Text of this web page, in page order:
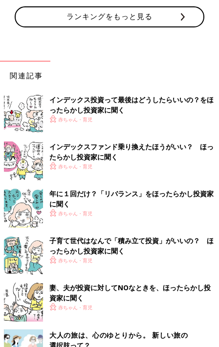
ランキングをもっと見る
関連記事
インデックス投資って最後はどうしたらいいの？をほ
ったらかし投資家に聞く
赤ちゃん・育児
インデックスファンド乗り換えたほうがいい？ ほっ
たらかし投資家に聞く
赤ちゃん・育児
年に１回だけ？「リバランス」をほったらかし投資家
に聞く
赤ちゃん・育児
子育て世代はなんで「積み立て投資」がいいの？ ほ
ったらかし投資家に聞く
赤ちゃん・育児
妻、夫が投資に対してNOなときを、ほったらかし投
資家に聞く
赤ちゃん・育児
大人の旅は、心のゆとりから。 新しい旅の